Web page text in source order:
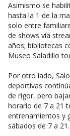
Asimismo se
hasta la 1 de la
solo entre
de shows vía
años; bibliotecas
Museo Saladillo
Por otro lado,
deportivas
de rigor, pero
horario de 7 a 21
entrenamientos y
sábados de 7 a 21.